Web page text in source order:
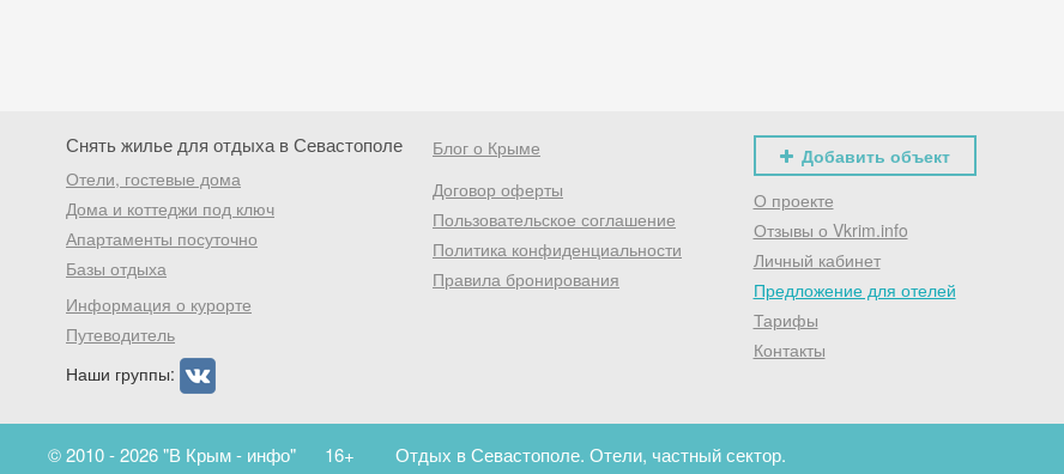
Снять жилье для отдыха в Севастополе
Отели, гостевые дома
Дома и коттеджи под ключ
Апартаменты посуточно
Базы отдыха
Информация о курорте
Путеводитель
Наши группы:
Блог о Крыме
Договор оферты
Пользовательское соглашение
Политика конфиденциальности
Правила бронирования
Добавить объект
О проекте
Отзывы о Vkrim.info
Личный кабинет
Предложение для отелей
Тарифы
Контакты
© 2010 - 2026 "В Крым - инфо" 16+ Отдых в Севастополе. Отели, частный сектор.